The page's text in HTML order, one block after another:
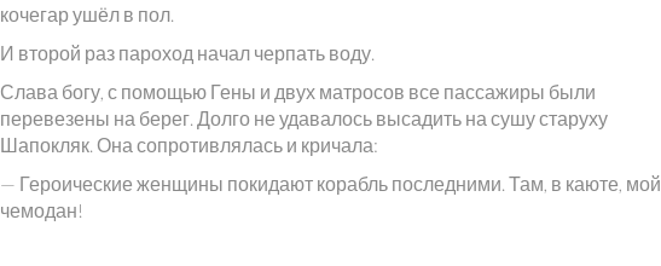
кочегар ушёл в пол.
И второй раз пароход начал черпать воду.
Слава богу, с помощью Гены и двух матросов все пассажиры были
перевезены на берег. Долго не удавалось высадить на сушу старуху
Шапокляк. Она сопротивлялась и кричала:
— Героические женщины покидают корабль последними. Там, в каюте, мой
чемодан!